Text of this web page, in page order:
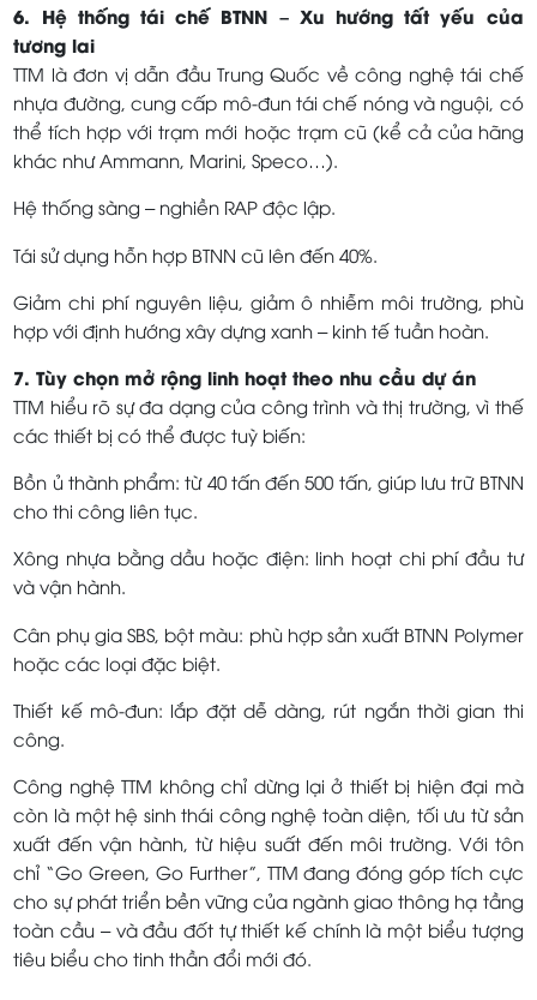
6. Hệ thống tái chế BTNN – Xu hướng tất yếu của
tương lai
TTM là đơn vị dẫn đầu Trung Quốc về công nghệ tái chế
nhựa đường, cung cấp mô-đun tái chế nóng và nguội, có
thể tích hợp với trạm mới hoặc trạm cũ (kể cả của hãng
khác như Ammann, Marini, Speco…).
Hệ thống sàng – nghiền RAP độc lập.
Tái sử dụng hỗn hợp BTNN cũ lên đến 40%.
Giảm chi phí nguyên liệu, giảm ô nhiễm môi trường, phù
hợp với định hướng xây dựng xanh – kinh tế tuần hoàn.
7. Tùy chọn mở rộng linh hoạt theo nhu cầu dự án
TTM hiểu rõ sự đa dạng của công trình và thị trường, vì thế
các thiết bị có thể được tuỳ biến:
Bồn ủ thành phẩm: từ 40 tấn đến 500 tấn, giúp lưu trữ BTNN
cho thi công liên tục.
Xông nhựa bằng dầu hoặc điện: linh hoạt chi phí đầu tư
và vận hành.
Cân phụ gia SBS, bột màu: phù hợp sản xuất BTNN Polymer
hoặc các loại đặc biệt.
Thiết kế mô-đun: lắp đặt dễ dàng, rút ngắn thời gian thi
công.
Công nghệ TTM không chỉ dừng lại ở thiết bị hiện đại mà
còn là một hệ sinh thái công nghệ toàn diện, tối ưu từ sản
xuất đến vận hành, từ hiệu suất đến môi trường. Với tôn
chỉ “Go Green, Go Further”, TTM đang đóng góp tích cực
cho sự phát triển bền vững của ngành giao thông hạ tầng
toàn cầu – và đầu đốt tự thiết kế chính là một biểu tượng
tiêu biểu cho tinh thần đổi mới đó.